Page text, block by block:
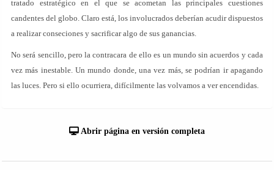
tratado estratégico en el que se acometan las principales cuestiones
candentes del globo. Claro está, los involucrados deberían acudir dispuestos
a realizar conseciones y sacrificar algo de sus ganancias.
No será sencillo, pero la contracara de ello es un mundo sin acuerdos y cada
vez más inestable. Un mundo donde, una vez más, se podrían ir apagando
las luces. Pero si ello ocurriera, difícilmente las volvamos a ver encendidas.
Abrir página en versión completa